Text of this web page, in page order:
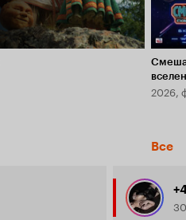
2026,
Все